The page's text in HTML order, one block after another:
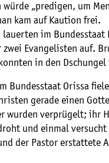
„predigen, um
kam auf Kaution frei.
lauerten im
zwei Evangelisten auf.
in den
Bundesstaat Orissa
gerade einen
wurden verprügelt; ihr
und einmal
der Pastor erstattete